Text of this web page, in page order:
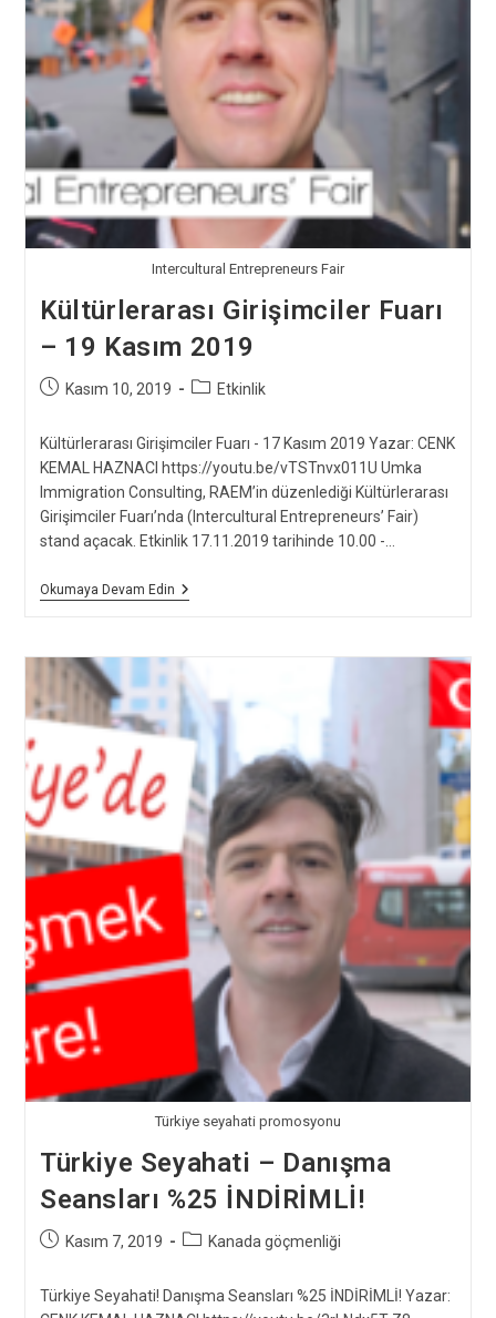
Intercultural Entrepreneurs Fair
Kültürlerarası Girişimciler Fuarı
– 19 Kasım 2019
PostKasım 10, 2019
PostEtkinlik
Kültürlerarası Girişimciler Fuarı - 17 Kasım 2019 Yazar: CENK
KEMAL HAZNACI https://youtu.be/vTSTnvx011U Umka
Immigration Consulting, RAEM’in düzenlediği Kültürlerarası
Girişimciler Fuarı’nda (Intercultural Entrepreneurs’ Fair)
stand açacak. Etkinlik 17.11.2019 tarihinde 10.00 -…
Okumaya Devam EdinKültürlerarası
19
2019
Türkiye seyahati promosyonu
Türkiye Seyahati – Danışma
Seansları %25 İNDİRİMLİ!
PostKasım 7, 2019
PostKanada göçmenliği
Türkiye Seyahati! Danışma Seansları %25 İNDİRİMLİ! Yazar: